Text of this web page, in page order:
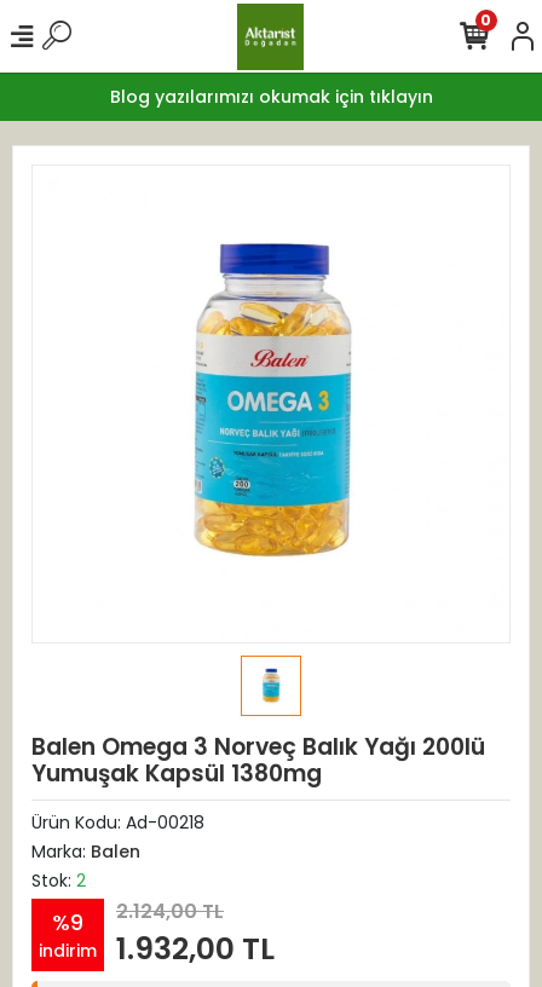
Blog yazılarımızı okumak için tıklayın
0
Balen Omega 3 Norveç Balık Yağı 200lü
Yumuşak Kapsül 1380mg
Ürün Kodu: Ad-00218
Marka: Balen
Stok: 2
%9
indirim
2.124,00 TL
1.932,00 TL